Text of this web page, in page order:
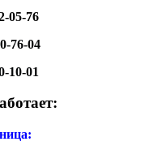
05-76
76-04
10-01